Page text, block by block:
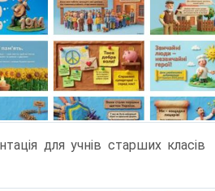
для учнів старших класів